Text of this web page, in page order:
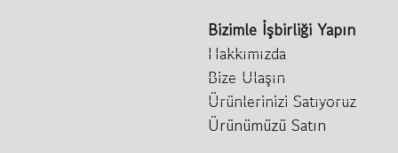
Bizimle İşbirliği Yapın
Hakkımızda
Bize Ulaşın
Ürünlerinizi Satıyoruz
Ürünümüzü Satın